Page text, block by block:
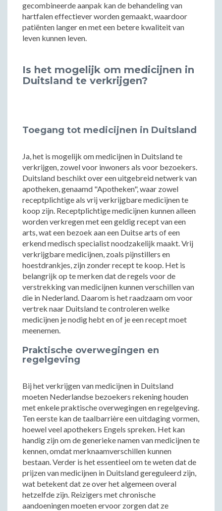
gecombineerde aanpak kan de behandeling van
hartfalen effectiever worden gemaakt, waardoor
patiënten langer en met een betere kwaliteit van
leven kunnen leven.
Is het mogelijk om medicijnen in
Duitsland te verkrijgen?
Toegang tot medicijnen in Duitsland
Ja, het is mogelijk om medicijnen in Duitsland te
verkrijgen, zowel voor inwoners als voor bezoekers.
Duitsland beschikt over een uitgebreid netwerk van
apotheken, genaamd "Apotheken", waar zowel
receptplichtige als vrij verkrijgbare medicijnen te
koop zijn. Receptplichtige medicijnen kunnen alleen
worden verkregen met een geldig recept van een
arts, wat een bezoek aan een Duitse arts of een
erkend medisch specialist noodzakelijk maakt. Vrij
verkrijgbare medicijnen, zoals pijnstillers en
hoestdrankjes, zijn zonder recept te koop. Het is
belangrijk op te merken dat de regels voor de
verstrekking van medicijnen kunnen verschillen van
die in Nederland. Daarom is het raadzaam om voor
vertrek naar Duitsland te controleren welke
medicijnen je nodig hebt en of je een recept moet
meenemen.
Praktische overwegingen en
regelgeving
Bij het verkrijgen van medicijnen in Duitsland
moeten Nederlandse bezoekers rekening houden
met enkele praktische overwegingen en regelgeving.
Ten eerste kan de taalbarrière een uitdaging vormen,
hoewel veel apothekers Engels spreken. Het kan
handig zijn om de generieke namen van medicijnen te
kennen, omdat merknaamverschillen kunnen
bestaan. Verder is het essentieel om te weten dat de
prijzen van medicijnen in Duitsland gereguleerd zijn,
wat betekent dat ze over het algemeen overal
hetzelfde zijn. Reizigers met chronische
aandoeningen moeten ervoor zorgen dat ze